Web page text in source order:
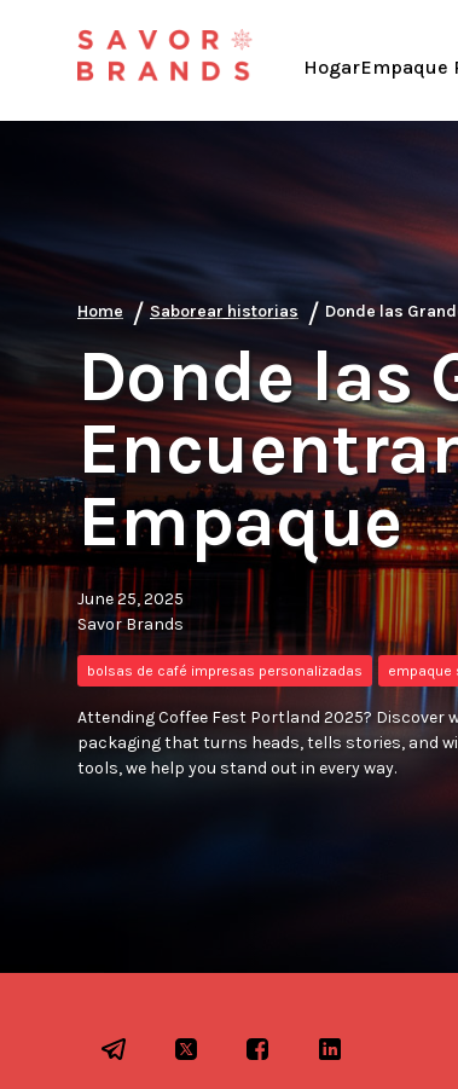
HogarEmpaque
Home / Saborear historias / Donde las
Donde las
Empaque
June 25, 2025
Savor Brands
bolsas de café impresas personalizadas empaque
Attending Coffee Fest Portland 2025? Discover
packaging that turns heads, tells stories, and
tools, we help you stand out in every way.